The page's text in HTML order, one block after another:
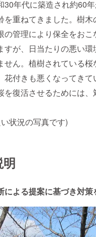
年代に築造され約60
重ねてきました。樹
管理により保全をお
すが、日当たりの悪い
ん。植樹されている
付きも悪くなってきて
復活させるためには、
状況の写真です)
よる提案に基づき対策